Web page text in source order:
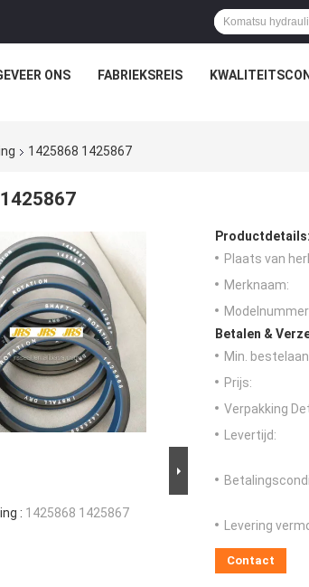
ONS FABRIEKSREIS
1425868 1425867
: 1425868 1425867
Productdetails:
Plaats van
Merknaam:
Betalen &
Min.
Prijs:
Verpakking
Levertijd:
Levering
Contact